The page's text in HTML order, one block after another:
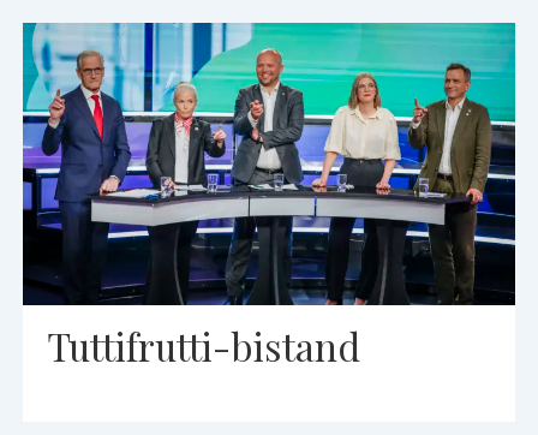
Tuttifrutti-bistand